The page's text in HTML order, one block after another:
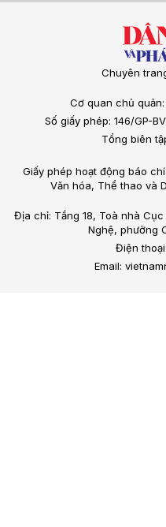
Chuyên
Cơ quan chủ
Số giấy phép: 146/GP-
Tổng biên
Giấy phép hoạt động báo
Văn hóa, Thể thao và
Địa chỉ: Tầng 18, Toà nhà
Nghệ, phường
Điện
Email: